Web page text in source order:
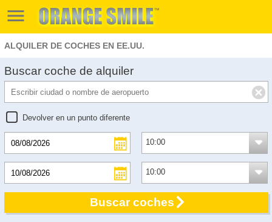
ALQUILER DE COCHES EN EE.UU.
Buscar coche de alquiler
Devolver en un punto diferente
Buscar coches